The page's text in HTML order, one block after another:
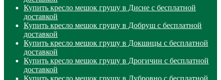
Купить кресло мешок грушу в Дисне с бесплатной
доставкой
Купить кресло мешок грушу в Добруш с бесплатной
доставкой
Купить кресло мешок грушу в Докшицы с бесплатной
доставкой
Купить кресло мешок грушу в Дрогичин с бесплатной
доставкой
Купить кресло мешок грушу в Дубровно с бесплатной